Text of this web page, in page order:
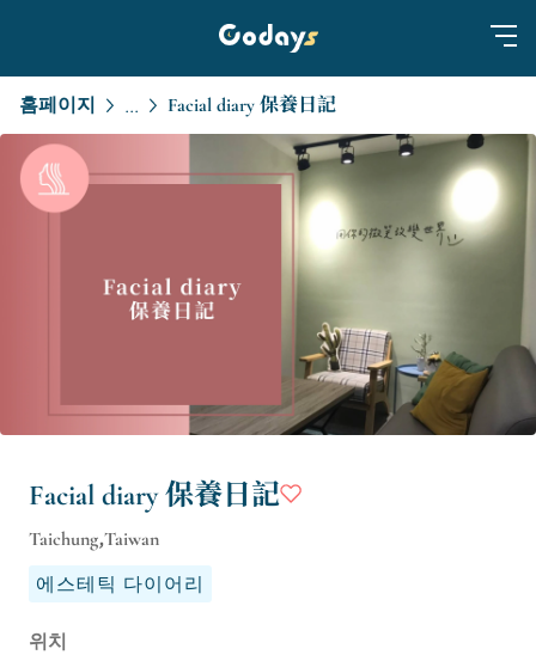
홈페이지 ... Facial diary 保養日記
Facial diary 保養日記
Taichung,Taiwan
에스테틱 다이어리
위치